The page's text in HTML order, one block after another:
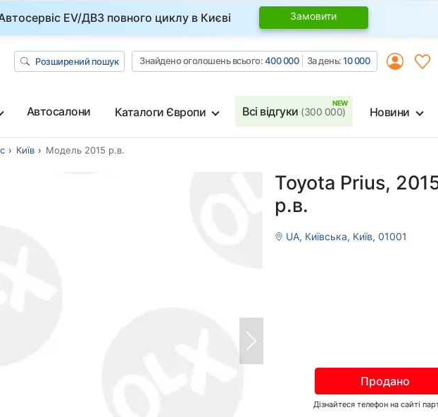
EV/ДВЗ повного циклу в Києві Замовити
Розширений пошук Знайдено оголошень всього:400 000 За день:10 000
Автосалони Каталоги Європи Всі відгуки (300 000) Новини
Київ Модель 2015 р.в.
Toyota Prius,
р.в.
UA, Київська, Київ, 01001
Продано
Дізнайтеся телефон на сайті